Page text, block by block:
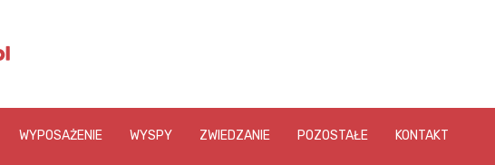
WYPOSAŻENIE WYSPY ZWIEDZANIE POZOSTAŁE KONTAKT